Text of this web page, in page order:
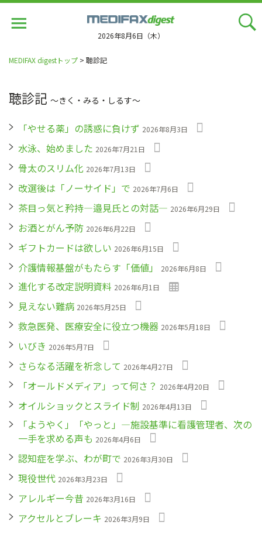
2026年8月6日（木）
MEDIFAX digestトップ > 聴診記
聴診記 〜きく・みる・しるす〜
「やせる薬」の誘惑に負けず 2026年8月3日
水泳、始めました 2026年7月21日
骨太のスリム化 2026年7月13日
改選後は「ノーサイド」で 2026年7月6日
茶目っ気と矜持―邉見氏との対話― 2026年6月29日
お酒とがん予防 2026年6月22日
ギフトカードは欲しい 2026年6月15日
介護情報基盤がもたらす「価値」 2026年6月8日
進化する改定説明資料 2026年6月1日
見えない難病 2026年5月25日
救急医発、医療安全に役立つ機器 2026年5月18日
いびき 2026年5月7日
さらなる活躍を祈念して 2026年4月27日
「オールドメディア」って何さ？ 2026年4月20日
オイルショックとスライド制 2026年4月13日
「ようやく」「やっと」―施設基準に看護管理者、次の
一手を求める声も 2026年4月6日
認知症を学ぶ、わが町で 2026年3月30日
現役世代 2026年3月23日
アレルギー今昔 2026年3月16日
アクセルとブレーキ 2026年3月9日